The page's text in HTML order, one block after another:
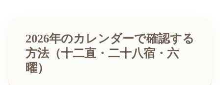
2026年のカレンダーで確認する
方法（十二直・二十八宿・六
曜）